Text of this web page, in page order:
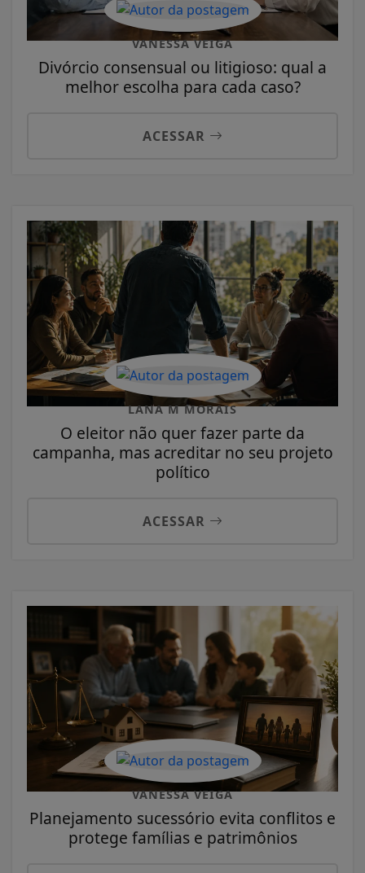
VANESSA VEIGA
Divórcio consensual ou litigioso: qual a
melhor escolha para cada caso?
ACESSAR
LANA M MORAIS
O eleitor não quer fazer parte da
campanha, mas acreditar no seu projeto
político
ACESSAR
VANESSA VEIGA
Planejamento sucessório evita conflitos e
protege famílias e patrimônios